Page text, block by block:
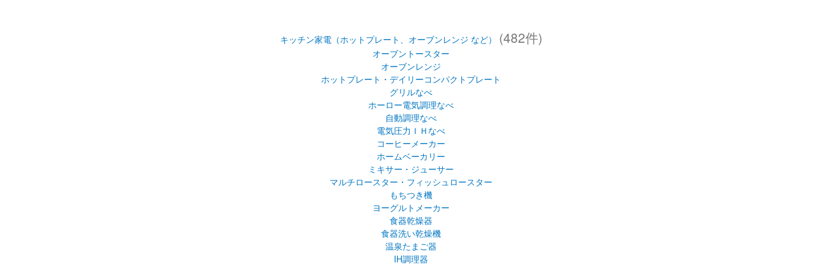
キッチン家電（ホットプレート、オーブンレンジ など） (482件)
オーブントースター
オーブンレンジ
ホットプレート・デイリーコンパクトプレート
グリルなべ
ホーロー電気調理なべ
自動調理なべ
電気圧力ＩＨなべ
コーヒーメーカー
ホームベーカリー
ミキサー・ジューサー
マルチロースター・フィッシュロースター
もちつき機
ヨーグルトメーカー
食器乾燥器
食器洗い乾燥機
温泉たまご器
IH調理器